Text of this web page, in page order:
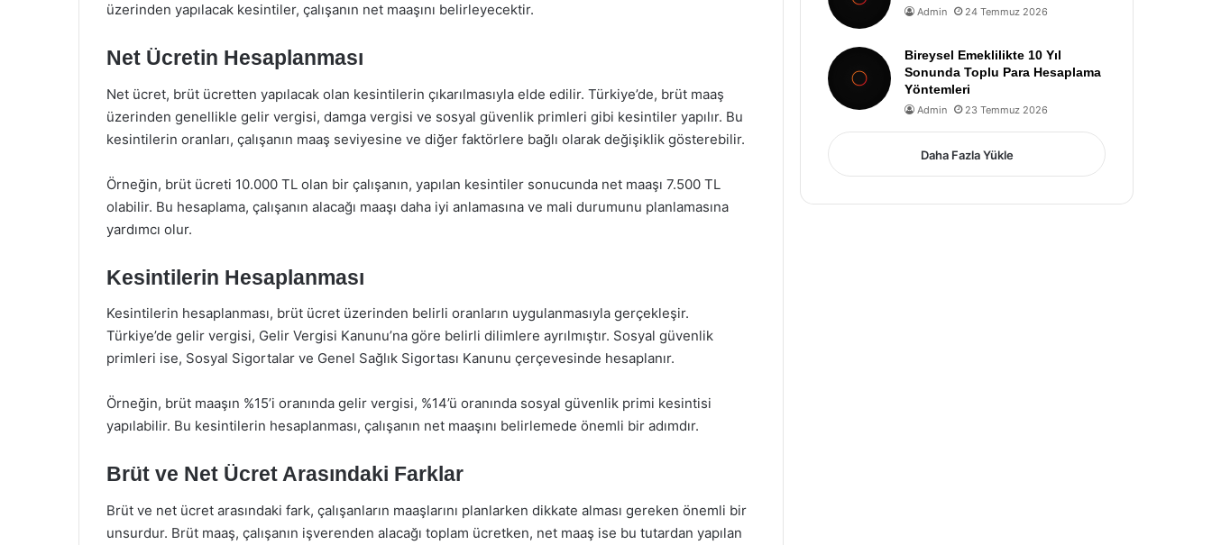
üzerinden yapılacak kesintiler, çalışanın net maaşını belirleyecektir.
Net Ücretin Hesaplanması
Net ücret, brüt ücretten yapılacak olan kesintilerin çıkarılmasıyla elde edilir. Türkiye’de, brüt maaş
üzerinden genellikle gelir vergisi, damga vergisi ve sosyal güvenlik primleri gibi kesintiler yapılır. Bu
kesintilerin oranları, çalışanın maaş seviyesine ve diğer faktörlere bağlı olarak değişiklik gösterebilir.
Örneğin, brüt ücreti 10.000 TL olan bir çalışanın, yapılan kesintiler sonucunda net maaşı 7.500 TL
olabilir. Bu hesaplama, çalışanın alacağı maaşı daha iyi anlamasına ve mali durumunu planlamasına
yardımcı olur.
Kesintilerin Hesaplanması
Kesintilerin hesaplanması, brüt ücret üzerinden belirli oranların uygulanmasıyla gerçekleşir.
Türkiye’de gelir vergisi, Gelir Vergisi Kanunu’na göre belirli dilimlere ayrılmıştır. Sosyal güvenlik
primleri ise, Sosyal Sigortalar ve Genel Sağlık Sigortası Kanunu çerçevesinde hesaplanır.
Örneğin, brüt maaşın %15’i oranında gelir vergisi, %14’ü oranında sosyal güvenlik primi kesintisi
yapılabilir. Bu kesintilerin hesaplanması, çalışanın net maaşını belirlemede önemli bir adımdır.
Brüt ve Net Ücret Arasındaki Farklar
Brüt ve net ücret arasındaki fark, çalışanların maaşlarını planlarken dikkate alması gereken önemli bir
unsurdur. Brüt maaş, çalışanın işverenden alacağı toplam ücretken, net maaş ise bu tutardan yapılan
Admin 24 Temmuz 2026
Bireysel Emeklilikte 10 Yıl
Sonunda Toplu Para Hesaplama
Yöntemleri
Admin 23 Temmuz 2026
Daha Fazla Yükle